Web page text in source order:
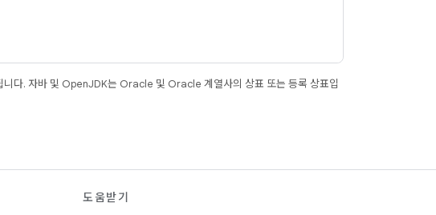
니다. 자바 및 OpenJDK는 Oracle 및 Oracle 계열사의 상표 또는 등록 상표입
도움받기